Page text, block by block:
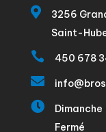

3256
Saint-
 450 678


Dimanche
Fermé